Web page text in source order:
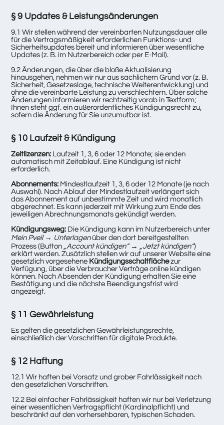
§ 9 Updates & Leistungsänderungen
9.1 Wir stellen während der vereinbarten Nutzungsdauer alle
für die Vertragsmäßigkeit erforderlichen Funktions- und
Sicherheitsupdates bereit und informieren über wesentliche
Updates (z. B. im Nutzerbereich oder per E-Mail).
9.2 Änderungen, die über die bloße Aktualisierung
hinausgehen, nehmen wir nur aus sachlichem Grund vor (z. B.
Sicherheit, Gesetzeslage, technische Weiterentwicklung) und
ohne die vereinbarte Leistung zu verschlechtern. Über solche
Änderungen informieren wir rechtzeitig vorab in Textform;
Ihnen steht ggf. ein außerordentliches Kündigungsrecht zu,
sofern die Änderung für Sie unzumutbar ist.
§ 10 Laufzeit & Kündigung
Zeitlizenzen: Laufzeit 1, 3, 6 oder 12 Monate; sie enden
automatisch mit Zeitablauf. Eine Kündigung ist nicht
erforderlich.
Abonnements: Mindestlaufzeit 1, 3, 6 oder 12 Monate (je nach
Auswahl). Nach Ablauf der Mindestlaufzeit verlängert sich
das Abonnement auf unbestimmte Zeit und wird monatlich
abgerechnet. Es kann jederzeit mit Wirkung zum Ende des
jeweiligen Abrechnungsmonats gekündigt werden.
Kündigungsweg: Die Kündigung kann im Nutzerbereich unter
Mein Pveil → Unterlagenüber den dort bereitgestellten
Prozess (Button „Account kündigen“→ „Jetzt kündigen“)
erklärt werden. Zusätzlich stellen wir auf unserer Website eine
gesetzlich vorgesehene Kündigungsschaltflächezur
Verfügung, über die Verbraucher Verträge online kündigen
können. Nach Absenden der Kündigung erhalten Sie eine
Bestätigung und die nächste Beendigungsfrist wird
angezeigt.
§ 11 Gewährleistung
Es gelten die gesetzlichen Gewährleistungsrechte,
einschließlich der Vorschriften für digitale Produkte.
§ 12 Haftung
12.1 Wir haften bei Vorsatz und grober Fahrlässigkeit nach
den gesetzlichen Vorschriften.
12.2 Bei einfacher Fahrlässigkeit haften wir nur bei Verletzung
einer wesentlichen Vertragspflicht (Kardinalpflicht) und
beschränkt auf den vorhersehbaren, typischen Schaden.